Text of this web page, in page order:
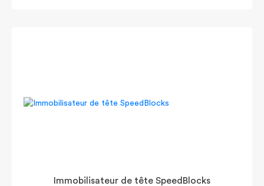
Immobilisateur de tête SpeedBlocks